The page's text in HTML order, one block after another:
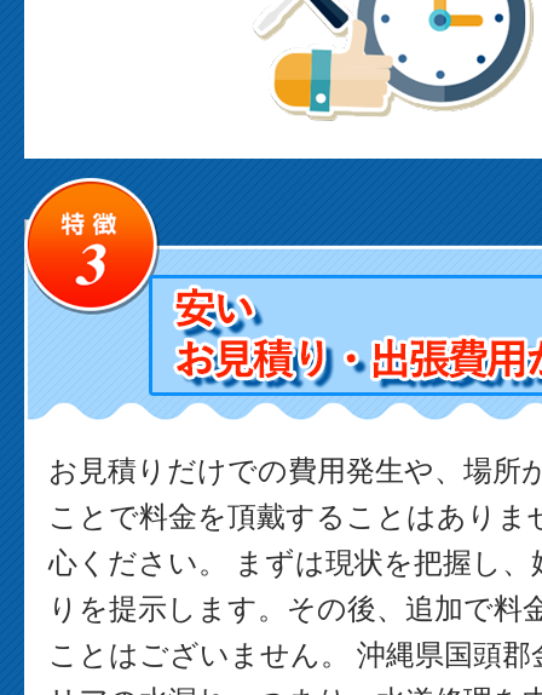
お見積りだけでの費用発生や、場所
ことで料金を頂戴することはありま
心ください。 まずは現状を把握し
りを提示します。その後、追加で料
ことはございません。 沖縄県国頭郡